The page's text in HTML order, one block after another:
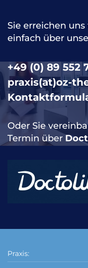
Sie erreichen
einfach über
+49 (0) 89 552
praxis(at)oz-
Oder Sie
Termin über
Praxis: